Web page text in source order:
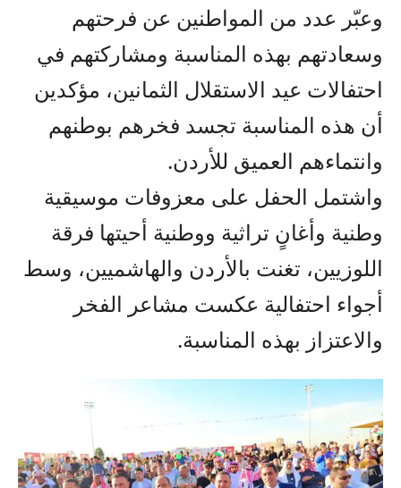
وعبّر عدد من المواطنين عن فرحتهم
وسعادتهم بهذه المناسبة ومشاركتهم في
احتفالات عيد الاستقلال الثمانين، مؤكدين
أن هذه المناسبة تجسد فخرهم بوطنهم
وانتماءهم العميق للأردن.
واشتمل الحفل على معزوفات موسيقية
وطنية وأغانٍ تراثية ووطنية أحيتها فرقة
اللوزيين، تغنت بالأردن والهاشميين، وسط
أجواء احتفالية عكست مشاعر الفخر
والاعتزاز بهذه المناسبة.